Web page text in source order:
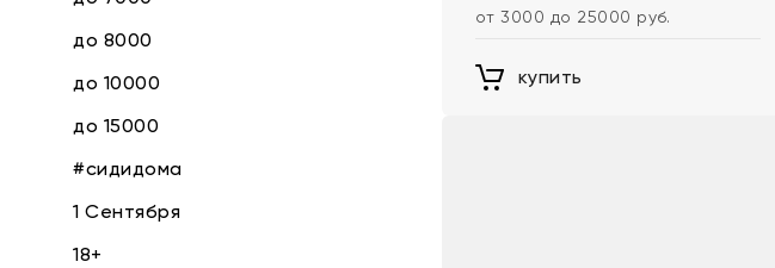
до 8000
до 10000
до 15000
#сидидома
1 Сентября
18+
от 3000 до 25000 руб.
купить